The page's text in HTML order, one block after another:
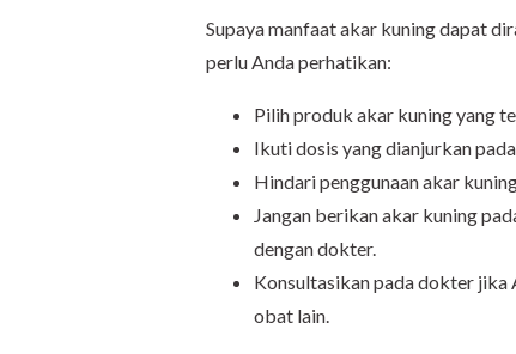
Supaya manfaat akar kuning dapat
perlu Anda perhatikan:
Pilih produk akar kuning yang
Ikuti dosis yang dianjurkan
Hindari penggunaan akar
Jangan berikan akar kuning
dengan dokter.
Konsultasikan pada dokter jika
obat lain.